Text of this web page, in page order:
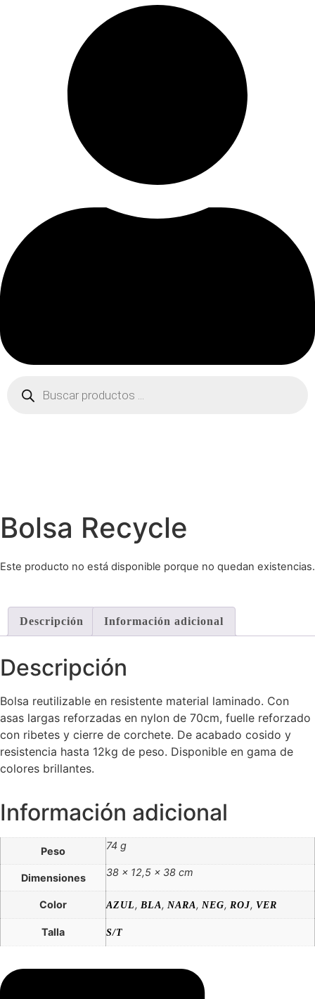
productos
Bolsa Recycle
Este producto no está disponible porque no quedan existencias.
Descripción Información adicional
Descripción
Bolsa reutilizable en resistente material laminado. Con
asas largas reforzadas en nylon de 70cm, fuelle reforzado
con ribetes y cierre de corchete. De acabado cosido y
resistencia hasta 12kg de peso. Disponible en gama de
colores brillantes.
Información adicional
Peso 74 g
Dimensiones 38 × 12,5 × 38 cm
Color AZUL, BLA, NARA, NEG, ROJ, VER
Talla S/T